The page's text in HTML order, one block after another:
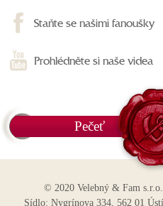
Staňte se našimi fanoušky
Prohlédněte si naše videa
Pečeť
© 2020 Velebný & Fam
Sídlo: Nygrínova 334, 562 01